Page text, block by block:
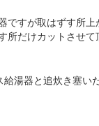
すが取はずす所上
所だけカットさせて
湯器と追炊き塞い